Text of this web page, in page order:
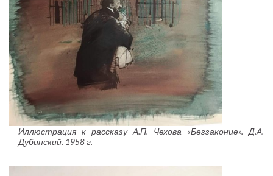
Иллюстрация к рассказу А.П. Чехова «Беззаконие». Д.А.
Дубинский. 1958 г.